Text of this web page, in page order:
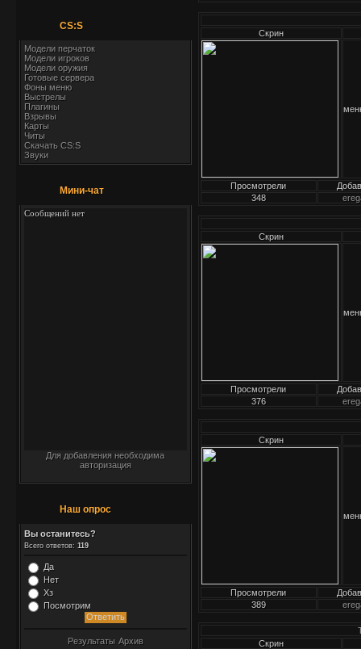
CS:S
Модели перчаток
Модели игроков
Модели оружия
Готовые сервера
Фоны меню
Выстрелы
Плагины
Взрывы
Карты
Читы
Скачать CS:S
Звуки
Мини-чат
Для добавления необходима
авторизация
Наш опрос
Вы останитесь?
Всего ответов: 119
Да
Нет
Хз
Посмотрим
Результаты Архив
Скрин
Просмотрели
348
Скрин
Просмотрели
376
Скрин
Просмотрели
389
Скрин